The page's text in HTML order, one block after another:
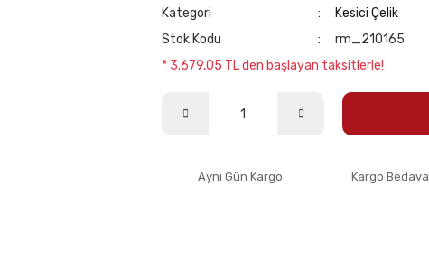
Kategori
Kesici Çelik
Stok Kodu
rm_210165
* 3.679,05 TL den başlayan taksitlerle!
Aynı Gün Kargo Kargo Bedava